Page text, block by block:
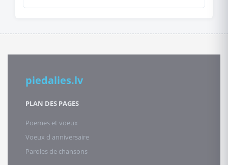
piedalies.lv
PLAN DES PAGES
Poemes et voeux
Voeux d anniversaire
Paroles de chansons